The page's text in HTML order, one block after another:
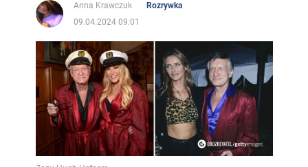
Anna Krawczuk
Rozrywka
09.04.2024 09:01